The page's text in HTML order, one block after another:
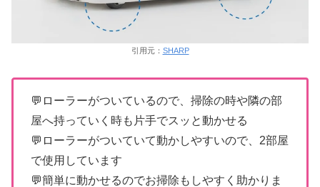
引用元： SHARP
💬ローラーがついているので、掃除の時や隣の部
屋へ持っていく時も片手でスッと動かせる
💬ローラーがついていて動かしやすいので、2部屋
で使用しています
💬簡単に動かせるのでお掃除もしやすく助かりま